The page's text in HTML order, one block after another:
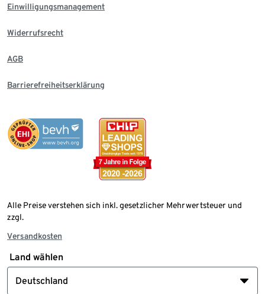
Einwilligungsmanagement
Widerrufsrecht
AGB
Barrierefreiheitserklärung
Alle Preise verstehen sich inkl. gesetzlicher Mehrwertsteuer und
zzgl.
Versandkosten
Land wählen
Deutschland